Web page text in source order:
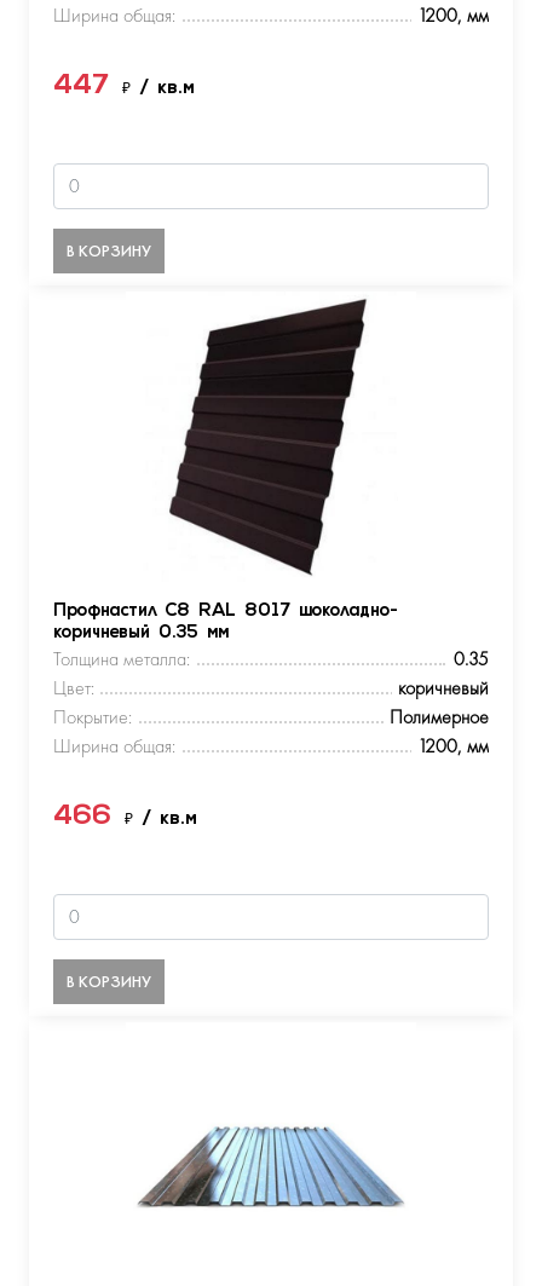
Ширина общая:
1200, мм
447 ₽ / кв.м
В КОРЗИНУ
Профнастил С8 RAL 8017 шоколадно-
коричневый 0.35 мм
Толщина металла:
0.35
Цвет:
коричневый
Покрытие:
Полимерное
Ширина общая:
1200, мм
466 ₽ / кв.м
В КОРЗИНУ